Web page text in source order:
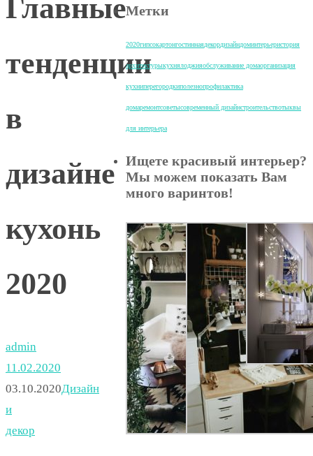
Главные
тенденции
в
дизайне
кухонь
2020
admin
11.02.2020
03.10.2020Дизайн
и
декор
Метки
2020гипсокартонгостиннаядекордизайндоминтерьеристория
архитектурыкухнялоджияобслуживание домаорганизация
кухниперегородкиполезнопрофилактика
домаремонтсоветысовременный дизайнстроительствотыквы
для интерьера
Ищете красивый интерьер?
Мы можем показать Вам
много варинтов!